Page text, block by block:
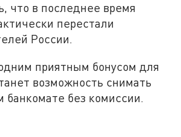
что в последнее время
перестали
России.
приятным бонусом для
возможность снимать
банкомате без комиссии.